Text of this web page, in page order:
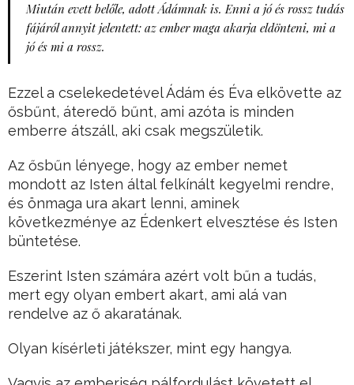
Miután evett belőle, adott Ádámnak is. Enni a jó és rossz tudás
fájáról annyit jelentett: az ember maga akarja eldönteni, mi a
jó és mi a rossz.
Ezzel a cselekedetével Ádám és Éva elkövette az
ősbűnt, áteredő bűnt, ami azóta is minden
emberre átszáll, aki csak megszületik.
Az ősbűn lényege, hogy az ember nemet
mondott az Isten által felkínált kegyelmi rendre,
és önmaga ura akart lenni, aminek
következménye az Édenkert elvesztése és Isten
büntetése.
Eszerint Isten számára azért volt bűn a tudás,
mert egy olyan embert akart, ami alá van
rendelve az ő akaratának.
Olyan kísérleti játékszer, mint egy hangya.